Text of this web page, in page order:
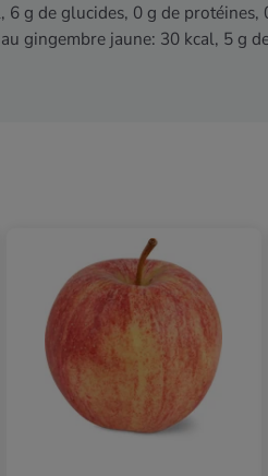
g de glucides, 0 g de protéines,
gingembre jaune: 30 kcal, 5 g